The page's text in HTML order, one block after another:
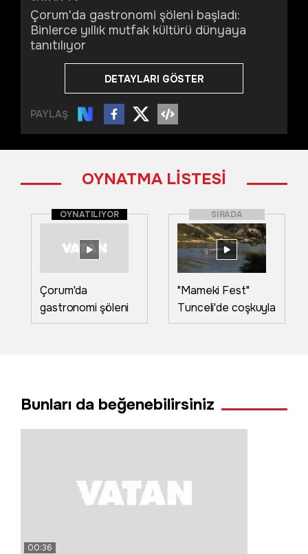
Çorum'da gastronomi şöleni başladı:
Binlerce yıllık mutfak kültürü dünyaya
tanıtılıyor
DETAYLARI GÖSTER
PAYLAŞ
OYNATMA LİSTESİ
OYNATILIYOR
Çorum'da
gastronomi şöleni
başladı: Binlerce
SIRADA
"Mameki Fest"
Tunceli'de coşkuyla
başladı
Bunları da beğenebilirsiniz
00:36